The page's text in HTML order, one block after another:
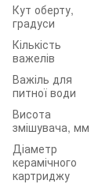
Кут оберту,
градуси
Кількість
важелів
Важіль для
питної води
Висота
змішувача, мм
Діаметр
керамічного
картриджу